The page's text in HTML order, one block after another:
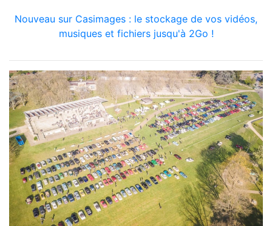
Nouveau sur Casimages : le stockage de vos vidéos,
musiques et fichiers jusqu'à 2Go !